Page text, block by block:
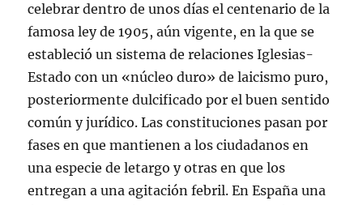
celebrar dentro de unos días el centenario de la
famosa ley de 1905, aún vigente, en la que se
estableció un sistema de relaciones Iglesias-
Estado con un «núcleo duro» de laicismo puro,
posteriormente dulcificado por el buen sentido
común y jurídico. Las constituciones pasan por
fases en que mantienen a los ciudadanos en
una especie de letargo y otras en que los
entregan a una agitación febril. En España una